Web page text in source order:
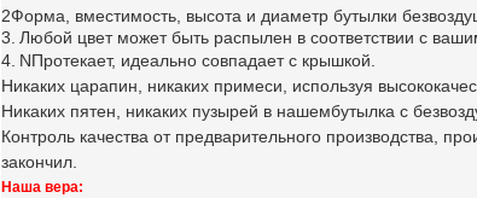
2Форма, вместимость, высота и диаметр бутылки
3. Любой цвет может быть распылен в соответствии с
4. NПротекает, идеально совпадает с крышкой.
Никаких царапин, никаких примеси, используя
Никаких пятен, никаких пузырей в нашембутылка с
Контроль качества от предварительного производства,
закончил.
Наша вера: